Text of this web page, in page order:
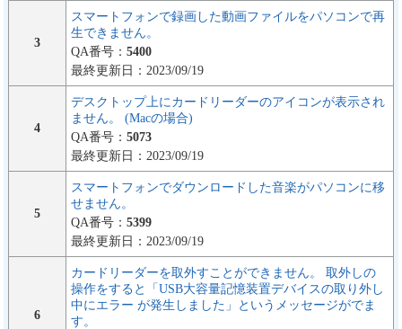
3
スマートフォンで録画した動画ファイルをパソコンで再
生できません。
QA番号： 5400
最終更新日：2023/09/19
4
デスクトップ上にカードリーダーのアイコンが表示され
ません。 (Macの場合)
QA番号： 5073
最終更新日：2023/09/19
5
スマートフォンでダウンロードした音楽がパソコンに移
せません。
QA番号： 5399
最終更新日：2023/09/19
6
カードリーダーを取外すことができません。 取外しの
操作をすると「USB大容量記憶装置デバイスの取り外し
中にエラー が発生しました」というメッセージがでま
す。